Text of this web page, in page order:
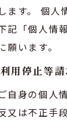
ます。 個人
記「個人情
願います。
用停止等請
自身の個人
又は不正手